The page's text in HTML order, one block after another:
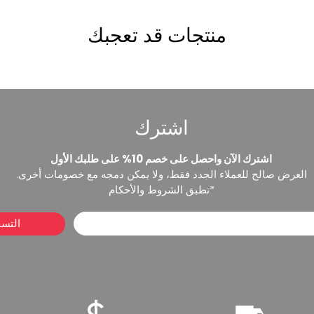
منتجات قد تعجبك
اشترك
اشترك الآن واحصل على خصم 10% على طلبك الأول
العرض صالح للعملاء الجدد فقط، ولا يمكن دمجه مع خصومات أخرى.
*تطبق الشروط والأحكام